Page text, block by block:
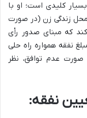
کلیدی است؛ او با
محل زندگی زن (در صورت
که مبنای صدور رأی
نفقه همواره راه حلی
عدم توافق، نظر
نفقه: